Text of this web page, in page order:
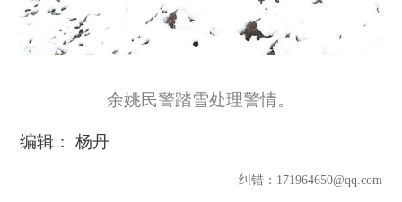
余姚民警踏雪处理警情。
编辑： 杨丹
纠错：171964650@qq.com